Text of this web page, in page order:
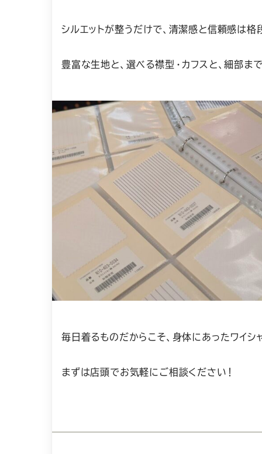
シルエットが整うだけで、清潔感と信頼感は格
豊富な生地と、選べる襟型・カフスと、細部ま
毎日着るものだからこそ、身体にあったワイシ
まずは店頭でお気軽にご相談ください！